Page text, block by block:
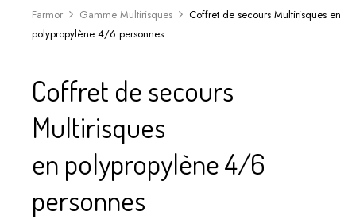
Farmor Gamme Multirisques
Coffret de secours Multirisques en
polypropylène 4/6 personnes
Coffret de secours
Multirisques
en polypropylène 4/6
personnes